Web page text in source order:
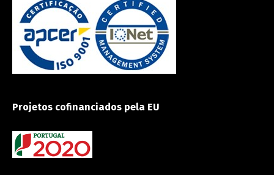
Projetos cofinanciados pela EU